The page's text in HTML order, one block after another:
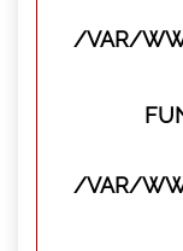
/VAR/
/VAR/